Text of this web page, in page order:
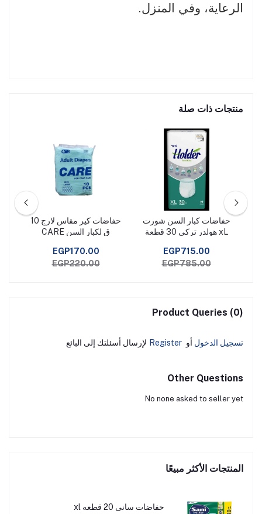
الرعاية، وفي المنزل.
منتجات ذات صلة
حفاضات كبار السن شورت
xL هولدر تركى 30 قطعة
EGP715.00
EGP785.00
حفاضات كير مقاس لارج 10
ق لكبار السن CARE
EGP170.00
EGP220.00
Product Queries (0)
تسجيل الدخول أو Register لإرسال أسئلتك إلى البائع
Other Questions
No none asked to seller yet
المنتجات الأكثر مبيعًا
حفاضات سانى 20 قطعه xl